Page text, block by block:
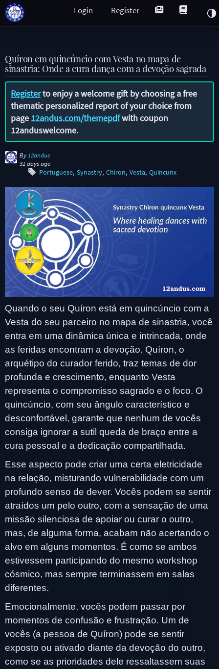
Register
Login
Quíron em quincúncio com Vesta no mapa de
sinastria: Onde a cura dança com a devoção sagrada
Registerto enjoy a welcome gift by choosing a free
thematic personalized report of your choice from
page 12andus.com/themepdfwith coupon
12anduswelcome.
By 12andus
31 days ago
Portuguese Synastry Chiron Vesta Quincunx
Quando o seu Quíron está em quincúncio com a
Vesta do seu parceiro no mapa de sinastria, você
entra em uma dinâmica única e intrincada, onde
as feridas encontram a devoção. Quíron, o
arquétipo do curador ferido, traz temas de dor
profunda e crescimento, enquanto Vesta
representa o compromisso sagrado e o foco. O
quincúncio, com seu ângulo característico e
desconfortável, garante que nenhum de vocês
consiga ignorar a sutil queda de braço entre a
cura pessoal e a dedicação compartilhada.
Esse aspecto pode criar uma certa eletricidade
na relação, misturando vulnerabilidade com um
profundo senso de dever. Vocês podem se sentir
atraídos um pelo outro, com a sensação de uma
missão silenciosa de apoiar ou curar o outro,
mas, de alguma forma, acabam não acertando o
alvo em alguns momentos. É como se ambos
estivessem participando do mesmo workshop
cósmico, mas sempre terminassem em salas
diferentes.
Emocionalmente, vocês podem passar por
momentos de confusão e frustração. Um de
vocês (a pessoa de Quíron) pode se sentir
exposto ou ativado diante da devoção do outro,
como se as prioridades dele ressaltassem suas